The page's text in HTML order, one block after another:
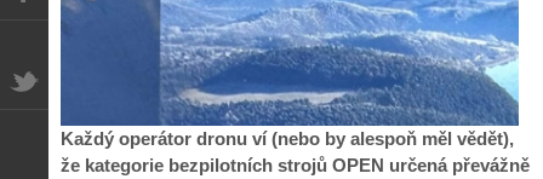
Každý operátor dronu ví (nebo by alespoň měl vědět),
že kategorie bezpilotních strojů OPEN určená převážně